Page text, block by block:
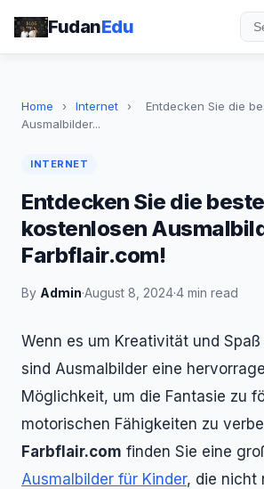
FudanEdu
Home › Internet ›
Entdecken Sie die
Ausmalbilder...
INTERNET
Entdecken Sie die
kostenlosen
Farbflair.com!
By Admin·August 8, 2024·4 min read
Wenn es um Kreativität und
sind Ausmalbilder eine
Möglichkeit, um die Fantasie zu
motorischen Fähigkeiten zu
Farbflair.com finden Sie eine
Ausmalbilder für Kinder, die nicht